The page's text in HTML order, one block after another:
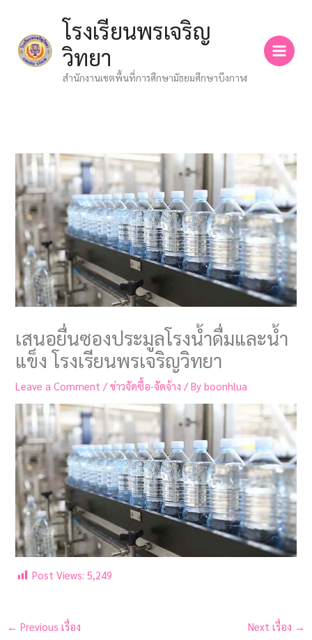
content
โรงเรียนพรเจริญ
วิทยา
สำนักงานเขตพื้นที่การศึกษามัธยมศึกษาบึงกาฬ
เสนอยื่นซองประมูลโรงน้ำดื่มและน้ำ
แข็ง โรงเรียนพรเจริญวิทยา
Leave a Comment /ข่าวจัดซื้อ-จัดจ้าง / Byboonhlua
Post Views: 5,249
← Previous เรื่อง Next เรื่อง →